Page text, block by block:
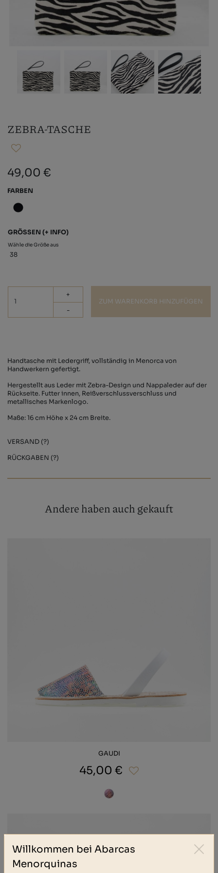
ZEBRA-TASCHE
49,00 €
FARBEN
GRÖSSEN (+ INFO)
Wähle die Größe aus
38
+
-
ZUM WARENKORB HINZUFÜGEN
Handtasche mit Ledergriff, vollständig in Menorca von
Handwerkern gefertigt.
Hergestellt aus Leder mit Zebra-Design und Nappaleder auf der
Rückseite. Futter innen, Reißverschlussverschluss und
metallisches Markenlogo.
Maße: 16 cm Höhe x 24 cm Breite.
VERSAND (?)
RÜCKGABEN (?)
Andere haben auch gekauft
GAUDI
45,00 €
Willkommen bei Abarcas
Menorquinas